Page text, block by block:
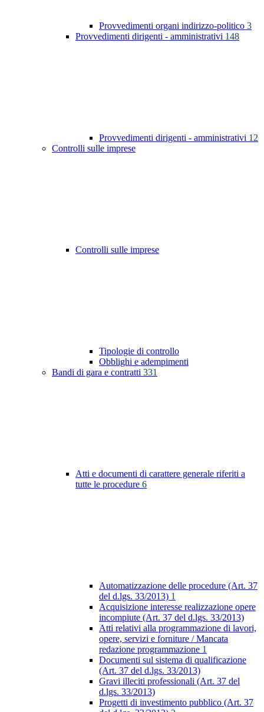
Provvedimenti organi indirizzo-politico 3
Provvedimenti dirigenti - amministrativi 148
Provvedimenti dirigenti - amministrativi 12
Controlli sulle imprese
Controlli sulle imprese
Tipologie di controllo
Obblighi e adempimenti
Bandi di gara e contratti 331
Atti e documenti di carattere generale riferiti a
tutte le procedure 6
Automatizzazione delle procedure (Art. 37
del d.lgs. 33/2013) 1
Acquisizione interesse realizzazione opere
incompiute (Art. 37 del d.lgs. 33/2013)
Atti relativi alla programmazione di lavori,
opere, servizi e forniture / Mancata
redazione programmazione 1
Documenti sul sistema di qualificazione
(Art. 37 del d.lgs. 33/2013)
Gravi illeciti professionali (Art. 37 del
d.lgs. 33/2013)
Progetti di investimento pubblico (Art. 37